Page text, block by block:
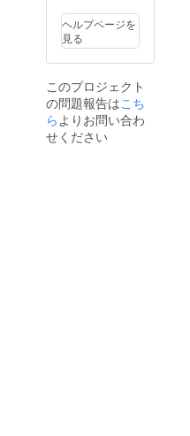
ヘルプページを
見る
このプロジェクト
の問題報告はこち
ら よりお問い合わ
せください